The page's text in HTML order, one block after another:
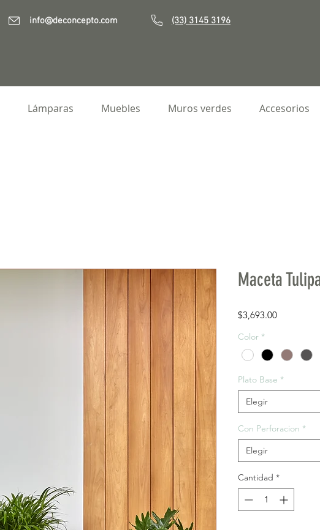
info@deconcepto.com (33) 3145 3196
Lámparas Muebles Muros verdes Accesorios
Maceta
$3,693.00Precio
Color *
Plato Base *
Elegir
Con Perforacion *
Elegir
Cantidad *